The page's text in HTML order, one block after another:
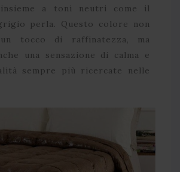
insieme a toni neutri come il
perla. Questo colore non
tocco di raffinatezza, ma
una sensazione di calma e
sempre più ricercate nelle